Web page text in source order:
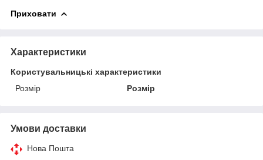
Приховати
Характеристики
Користувальницькі характеристики
Розмір
Розмір
Умови доставки
Нова Пошта